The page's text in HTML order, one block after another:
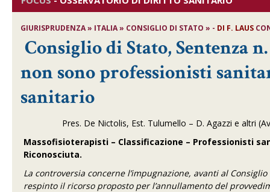
GIURISPRUDENZA » ITALIA » CONSIGLIO DI STATO » - DI F. LAUS
Consiglio di Stato, Sentenza
non sono professionisti
sanitario
Pres. De Nictolis, Est. Tulumello – D. Agazzi e altri
Massofisioterapisti – Classificazione – Professionisti
Riconosciuta.
La controversia concerne l’impugnazione, avanti al
respinto il ricorso proposto per l’annullamento del